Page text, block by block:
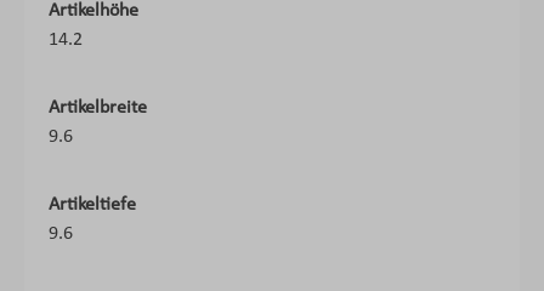
Artikelhöhe
14.2
Artikelbreite
9.6
Artikeltiefe
9.6